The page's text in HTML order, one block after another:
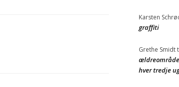
Karsten
graffiti
Grethe Smidt
hver tredje